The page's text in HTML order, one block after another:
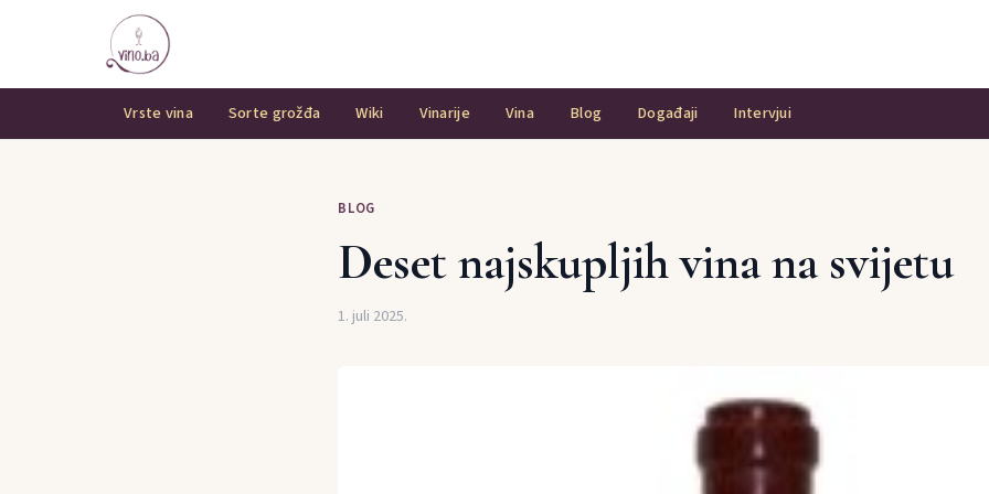
Vrste vina Sorte grožđa Wiki Vinarije Vina Blog Događaji Intervjui
BLOG
Deset najskupljih vina na svijetu
1. juli 2025.